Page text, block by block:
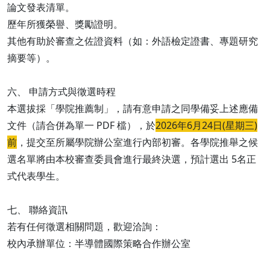
論文發表清單。
歷年所獲榮譽、獎勵證明。
其他有助於審查之佐證資料（如：外語檢定證書、專題研究
摘要等）。
六、 申請方式與徵選時程
本選拔採「學院推薦制」，請有意申請之同學備妥上述應備
文件（請合併為單一 PDF 檔），於2026年6月24日(星期三)
前 ，提交至所屬學院辦公室進行內部初審。各學院推舉之候
選名單將由本校審查委員會進行最終決選，預計選出 5名正
式代表學生。
七、 聯絡資訊
若有任何徵選相關問題，歡迎洽詢：
校內承辦單位：半導體國際策略合作辦公室